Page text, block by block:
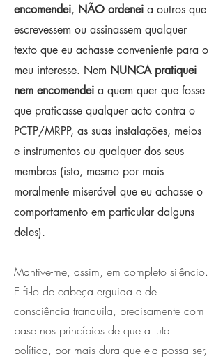
encomendei, NÃO ordenei a outros que
escrevessem ou assinassem qualquer
texto que eu achasse conveniente para o
meu interesse. Nem NUNCA pratiquei
nem encomendei a quem quer que fosse
que praticasse qualquer acto contra o
PCTP/MRPP, as suas instalações, meios
e instrumentos ou qualquer dos seus
membros (isto, mesmo por mais
moralmente miserável que eu achasse o
comportamento em particular dalguns
deles).
Mantive-me, assim, em completo silêncio.
E fi-lo de cabeça erguida e de
consciência tranquila, precisamente com
base nos princípios de que a luta
política, por mais dura que ela possa ser,